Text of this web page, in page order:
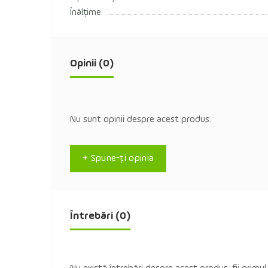
Înălțime
Opinii (0)
Nu sunt opinii despre acest produs.
+ Spune-ţi opinia
Întrebări (0)